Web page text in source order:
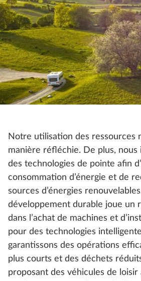
Notre utilisation des ressources
manière réfléchie. De plus, nous
des technologies de pointe afin
consommation d’énergie et de
sources d’énergies
développement durable joue un
dans l’achat de machines et
pour des technologies
garantissons des opérations
plus courts et des déchets
proposant des véhicules de